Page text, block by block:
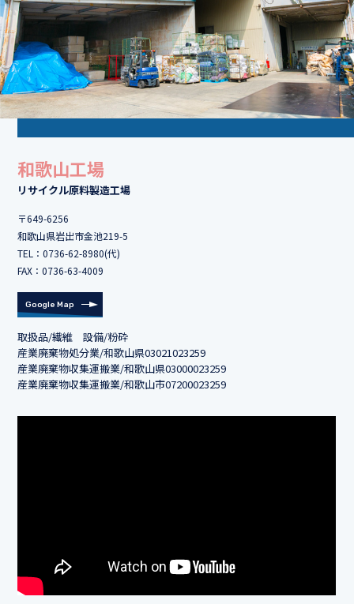
和歌山工場
リサイクル原料製造工場
〒649-6256
和歌山県岩出市金池219-5
TEL：0736-62-8980(代)
FAX：0736-63-4009
Google Map
取扱品/繊維 設備/粉砕
産業廃棄物処分業/和歌山県03021023259
産業廃棄物収集運搬業/和歌山県03000023259
産業廃棄物収集運搬業/和歌山市07200023259